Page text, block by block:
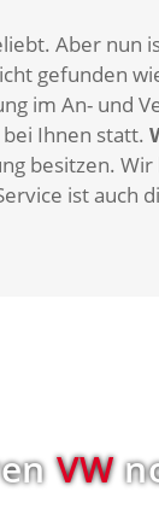
Aber nun
gefunden
im An- und
Ihnen statt.
besitzen.
ist auch
VW